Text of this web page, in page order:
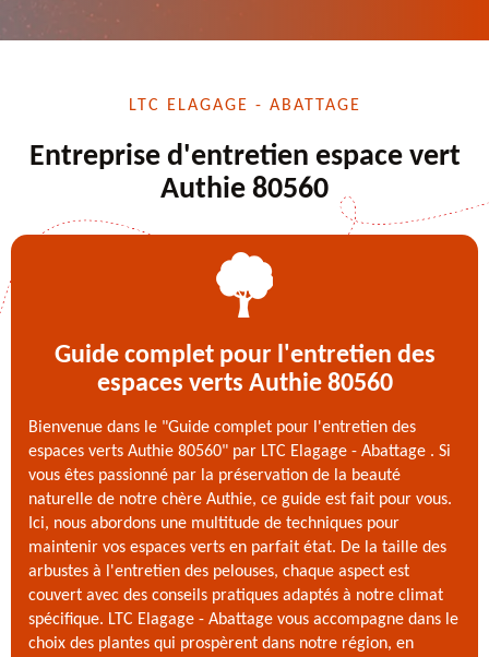
LTC ELAGAGE - ABATTAGE
Entreprise d'entretien espace vert
Authie 80560
Guide complet pour l'entretien des
espaces verts Authie 80560
Bienvenue dans le "Guide complet pour l'entretien des
espaces verts Authie 80560" par LTC Elagage - Abattage . Si
vous êtes passionné par la préservation de la beauté
naturelle de notre chère Authie, ce guide est fait pour vous.
Ici, nous abordons une multitude de techniques pour
maintenir vos espaces verts en parfait état. De la taille des
arbustes à l'entretien des pelouses, chaque aspect est
couvert avec des conseils pratiques adaptés à notre climat
spécifique. LTC Elagage - Abattage vous accompagne dans le
choix des plantes qui prospèrent dans notre région, en